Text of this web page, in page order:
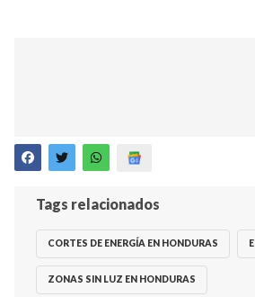
Tags relacionados
CORTES DE ENERGÍA EN HONDURAS
ZONAS SIN LUZ EN HONDURAS